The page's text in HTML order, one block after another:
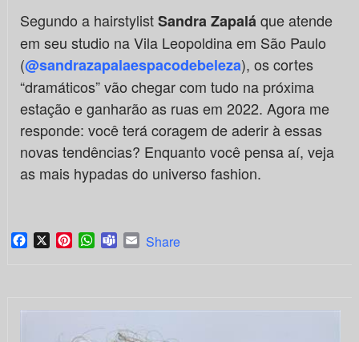
Segundo a hairstylistSandra Zapaláque atende
em seu studio na Vila Leopoldina em São Paulo
(@sandrazapalaespacodebeleza), os cortes
“dramáticos” vão chegar com tudo na próxima
estação e ganharão as ruas em 2022. Agora me
responde: você terá coragem de aderir à essas
novas tendências? Enquanto você pensa aí, veja
as mais hypadas do universo fashion.
Facebook
X PinterestWhatsApp
TeamsEmail
Share